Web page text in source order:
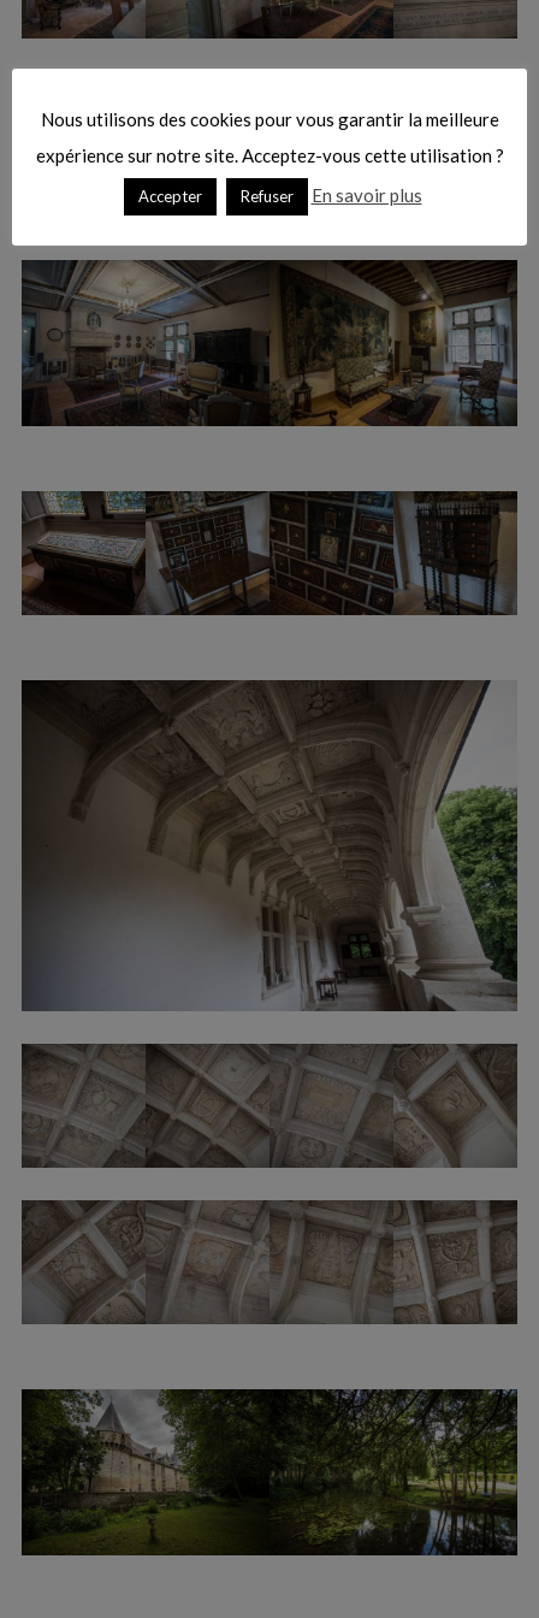
Nous utilisons des cookies pour vous garantir la meilleure
expérience sur notre site. Acceptez-vous cette utilisation ?
Accepter Refuser En savoir plus